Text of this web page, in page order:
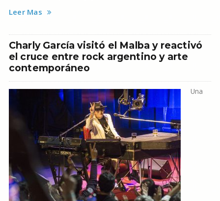
Leer Mas
Charly García visitó el Malba y reactivó
el cruce entre rock argentino y arte
contemporáneo
Una